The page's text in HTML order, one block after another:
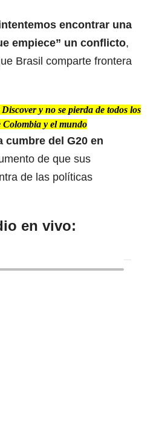
encontrar una
empiece” un conflicto,
Brasil comparte frontera
y no se pierda de todos los
Colombia y el mundo
cumbre del G20 en
de que sus
de las políticas
en vivo: